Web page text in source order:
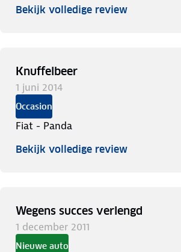
Bekijk volledige review
Knuffelbeer
1 juni 2014
Occasion
Fiat - Panda
Bekijk volledige review
Wegens succes verlengd
1 december 2011
Nieuwe auto